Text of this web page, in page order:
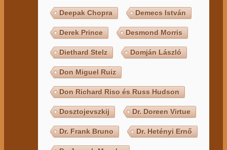
Deepak Chopra Demecs István
Derek Prince Desmond Morris
Diethard Stelz Domján László
Don Miguel Ruiz
Don Richard Riso és Russ Hudson
Dosztojevszkij Dr. Doreen Virtue
Dr. Frank Bruno Dr. Hetényi Ernő